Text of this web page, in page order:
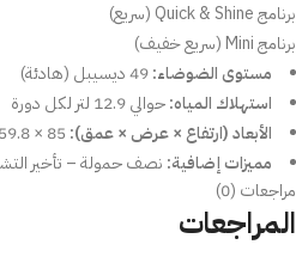
برنامج Quick & Shine (سريع)
برنامج Mini (سريع خفيف)
مستوى الضوضاء:
استهلاك المياه:حوالي 12.9 لتر لكل دورة
الأبعاد (ارتفاع × عرض × عمق):
مميزات إضافية: نصف حمولة – تأخير
مراجعات (0)
المراجعات